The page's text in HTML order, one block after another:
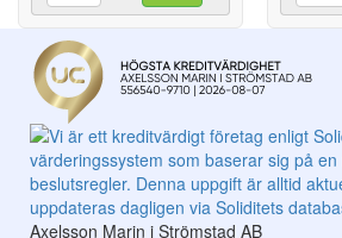
Axelsson Marin i Strömstad AB